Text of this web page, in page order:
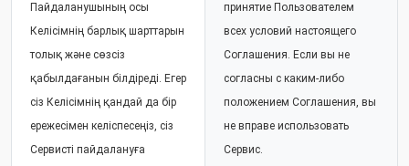
Пайдаланушының осы
Келісімнің барлық шарттарын
толық және сөзсіз
қабылдағанын білдіреді. Егер
сіз Келісімнің қандай да бір
ережесімен келіспесеңіз, сіз
Сервисті пайдалануға
принятие Пользователем
всех условий настоящего
Соглашения. Если вы не
согласны с каким-либо
положением Соглашения, вы
не вправе использовать
Сервис.